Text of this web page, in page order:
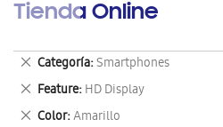
Tienda Online
Categoría Smartphones
Eliminar
este
artículo
Feature HD Display
Eliminar
este
Color Amarillo
Eliminar